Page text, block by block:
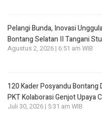
Pelangi Bunda, Inovasi
Bontang Selatan II Tangani
Agustus 2, 2026 | 6:51 am WIB
120 Kader Posyandu Bontang
PKT Kolaborasi Genjot Upaya
Juli 30, 2026 | 5:31 am WIB